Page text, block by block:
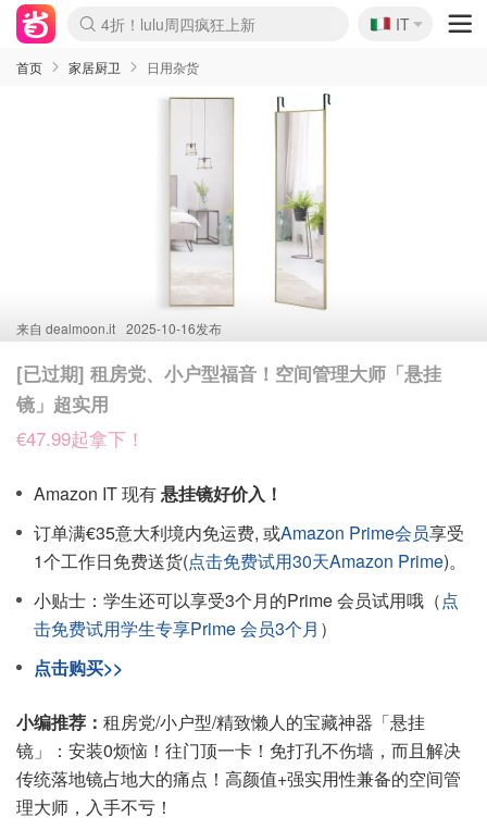
Boticinal 夏促开抢！
4折！lulu周四疯狂上新
速领！Stanley独家85折
Zalando 奥莱闪促！每日更新
🇮🇹
IT
首页 家居厨卫 日用杂货
来自 dealmoon.it 2025-10-16发布
[已过期] 租房党、小户型福音！空间管理大师「悬挂
镜」超实用
€47.99起拿下！
Amazon IT 现有悬挂镜好价入！
订单满€35意大利境内免运费, 或Amazon Prime会员享受
1个工作日免费送货(点击免费试用30天Amazon Prime)。
小贴士：学生还可以享受3个月的Prime 会员试用哦（点
击免费试用学生专享Prime 会员3个月 ）
点击购买>>
小编推荐： 租房党/小户型/精致懒人的宝藏神器「悬挂
镜」：安装0烦恼！往门顶一卡！免打孔不伤墙，而且解决
传统落地镜占地大的痛点！高颜值+强实用性兼备的空间管
理大师，入手不亏！